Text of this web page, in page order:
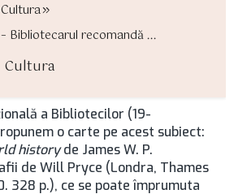
Cultura
Bibliotecarul recomandă ...
Cultura
a Bibliotecilor (19-
o carte pe acest subiect:
historyde James W. P.
de Will Pryce (Londra, Thames
328 p.), ce se poate împrumuta